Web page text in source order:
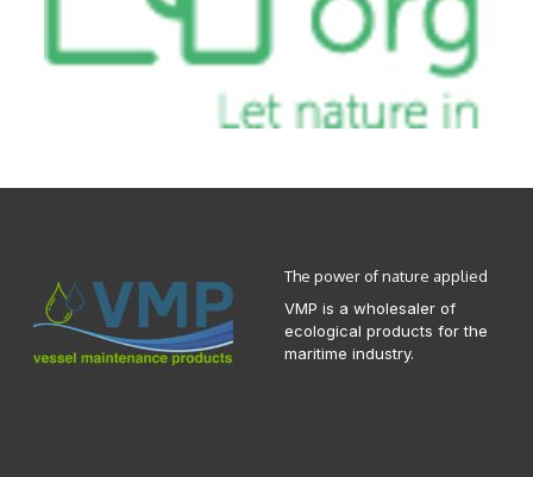
The power of nature applied
VMP is a wholesaler of
ecological products for the
maritime industry.